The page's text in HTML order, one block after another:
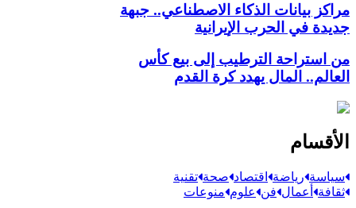
مراكز بيانات الذكاء الاصطناعي.. جبهة
جديدة في الحرب الإيرانية
من استراحة الترطيب إلى بيع كأس
العالم.. المال يهدد كرة القدم
الأقسام
سياسة رياضة اقتصاد صحة تقنية
ثقافة أعمال فن علوم منوعات